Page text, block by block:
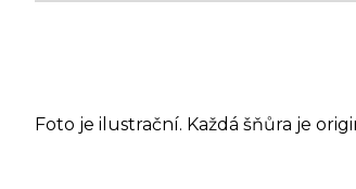
Foto je ilustrační. Každá šňůra je